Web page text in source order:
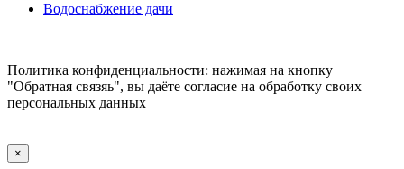
Водоснабжение дачи
Политика конфиденциальности: нажимая на кнопку
"Обратная связяь", вы даёте согласие на обработку своих
персональных данных
×